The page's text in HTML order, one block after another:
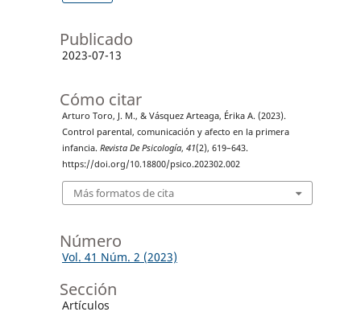
Publicado
2023-07-13
Cómo citar
Arturo Toro, J. M., & Vásquez Arteaga, Érika A. (2023).
Control parental, comunicación y afecto en la primera
infancia. Revista De Psicología, 41(2), 619–643.
https://doi.org/10.18800/psico.202302.002
Más formatos de cita
Número
Vol. 41 Núm. 2 (2023)
Sección
Artículos